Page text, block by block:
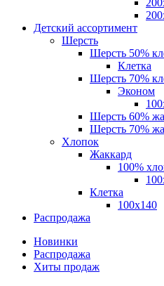
Детский ассортимент
Шерсть
Шерсть 50%
Клетка
Шерсть 70%
Эконом
Шерсть 60%
Шерсть 70%
Хлопок
Жаккард
100%
Клетка
100х140
Распродажа
Новинки
Распродажа
Хиты продаж